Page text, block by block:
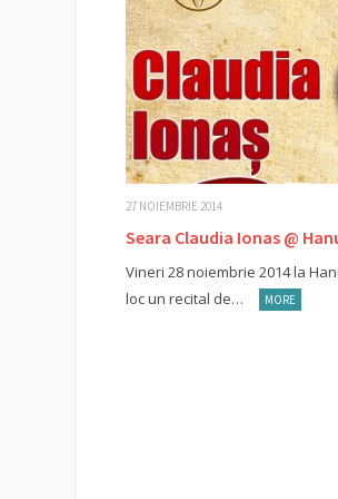
27 NOIEMBRIE 2014
Seara Claudia Ionas @
Vineri 28 noiembrie 2014 la
loc un recital de…
MORE